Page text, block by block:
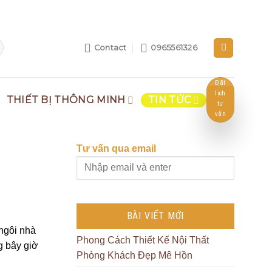
Contact 0965561326
THIẾT BỊ THÔNG MINH TIN TỨC
Đặt
lịch
tư
vấn
nhà
bây giờ
Tư vấn qua email
BÀI VIẾT MỚI
Phong Cách Thiết Kế Nội Thất
Phòng Khách Đẹp Mê Hồn